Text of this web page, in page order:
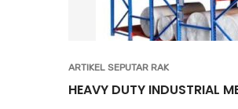
ARTIKEL SEPUTAR RAK
HEAVY DUTY INDUSTRIAL